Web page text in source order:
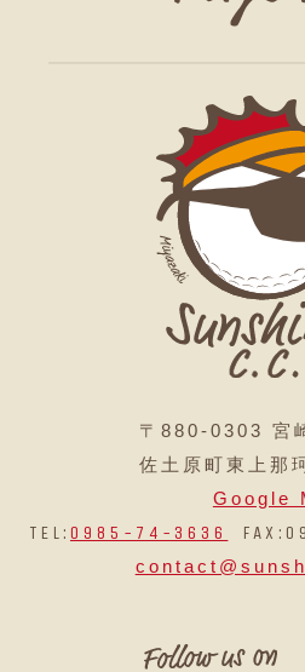
〒880-0303 宮
佐土原町東上那
Google
TEL:0985-74-3636